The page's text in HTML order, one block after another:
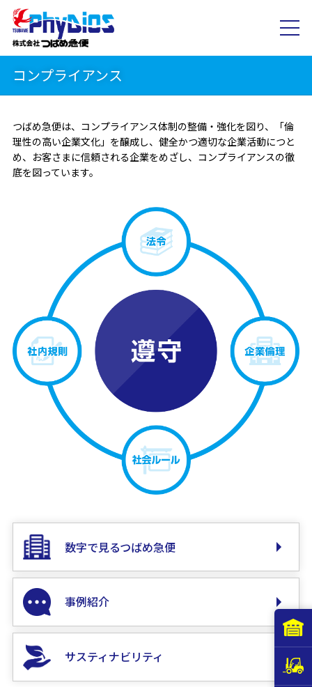
コンプライアンス
つばめ急便は、コンプライアンス体制の整備・強化を図り、「倫
理性の高い企業文化」を醸成し、健全かつ適切な企業活動につと
め、お客さまに信頼される企業をめざし、コンプライアンスの徹
底を図っています。
数字で見るつばめ急便
事例紹介
サスティナビリティ